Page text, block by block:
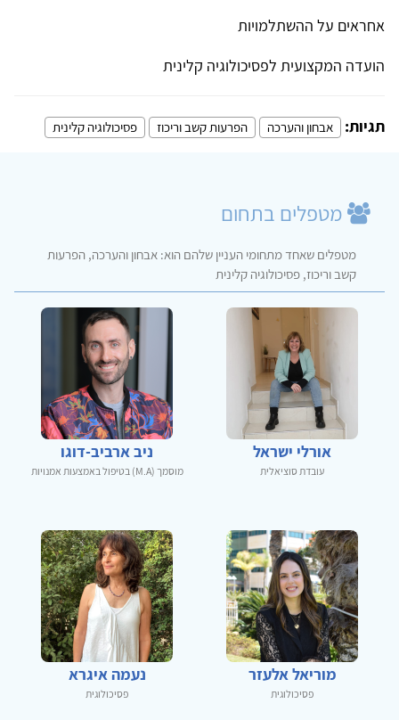
אחראים על ההשתלמויות
הועדה המקצועית לפסיכולוגיה קלינית
תגיות: אבחון והערכה הפרעות קשב וריכוז פסיכולוגיה קלינית
מטפלים בתחום
מטפלים שאחד מתחומי העניין שלהם הוא: אבחון והערכה, הפרעות
קשב וריכוז, פסיכולוגיה קלינית
אורלי ישראל
עובדת סוציאלית
ניב ארביב-דוגו
מוסמך (M.A) בטיפול באמצעות אמנויות
מוריאל אלעזר
פסיכולוגית
נעמה איגרא
פסיכולוגית